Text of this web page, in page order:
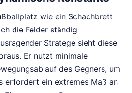
wie ein Schachbrett
die Felder ständig
Stratege sieht diese
Er nutzt minimale
des Gegners, um
erfordert ein extremes Maß an